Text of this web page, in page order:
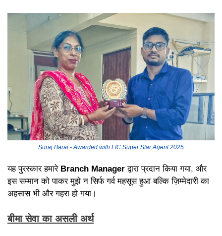
Suraj Barai - Awarded with LIC Super Star Agent 2025
यह पुरस्कार हमारे Branch Manager द्वारा प्रदान किया गया, और
इस सम्मान को पाकर मुझे न सिर्फ गर्व महसूस हुआ बल्कि ज़िम्मेदारी का
अहसास भी और गहरा हो गया।
बीमा सेवा का असली अर्थ